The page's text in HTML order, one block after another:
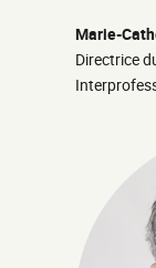
Marie-
Directrice